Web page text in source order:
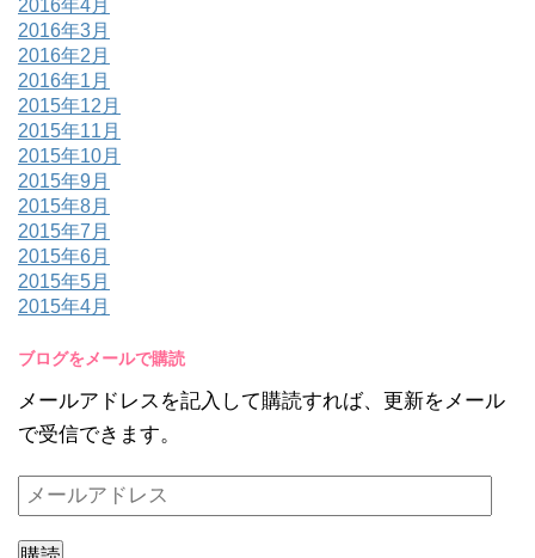
2016年4月
2016年3月
2016年2月
2016年1月
2015年12月
2015年11月
2015年10月
2015年9月
2015年8月
2015年7月
2015年6月
2015年5月
2015年4月
ブログをメールで購読
メールアドレスを記入して購読すれば、更新をメール
で受信できます。
メ